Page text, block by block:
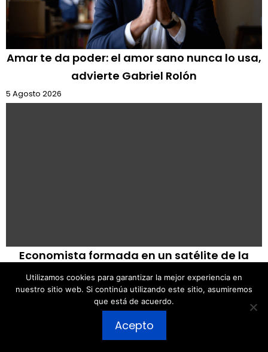
Amar te da poder: el amor sano nunca lo usa,
advierte Gabriel Rolón
5 Agosto 2026
Economista formada en un satélite de la
URSS: así decide el destino financiero de
Argentina
Publicar un comentario
Utilizamos cookies para garantizar la mejor experiencia en
nuestro sitio web. Si continúa utilizando este sitio, asumiremos
que está de acuerdo.
Acepto